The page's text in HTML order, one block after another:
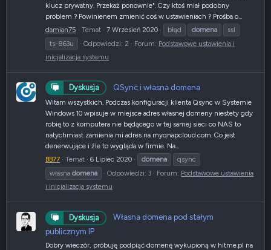
klucz prywatny. Przekaż ponownie". Czy ktoś miał podobny
problem ? Powinienem zmienić coś w ustawieniach ? Prośba o...
damian75
Temat 7 Wrzesień 2020 błąd domena
ssl
ts-863u
Odpowiedzi: 2 Forum: Podstawowe ustawienia i
inicjalizacja systemu
Dyskusja QSync i własna domena
Witam wszystkich. Podczas konfiguracji klienta Qsync w Systemie
Windows 10 wpisuje w miejsce adres własnej domeny niestety gdy
robię to z komputera nie będącego w tej samej sieci co NAS to
natychmiast zamienia mi adres na myqnapcloud.com. Co jest
denerwujące i źle to wygląda w firmie. Na...
BB77
Temat 6 Lipiec 2020 domena
qsync
własna domena Odpowiedzi: 3 Forum: Podstawowe ustawienia
i inicjalizacja systemu
Dyskusja
Własna domena pod stałym
publicznym IP
Dobry wieczór, próbuję podpiąć domenę wykupioną w hitme.pl na